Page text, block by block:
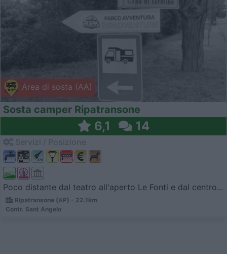
Area di sosta (AA)
Sosta camper Ripatransone
6,1 14
Poco distante dal teatro all'aperto Le Fonti e dal centro...
Ripatransone (AP) - 22.1km
Contr. Sant Angelo